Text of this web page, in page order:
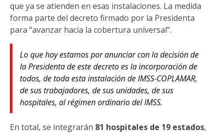
que ya se atienden en esas instalaciones. La medida
forma parte del decreto firmado por la Presidenta
para “avanzar hacia la cobertura universal”.
Lo que hoy estamos por anunciar con la decisión de
la Presidenta de este decreto es la incorporación de
todos, de toda esta instalación de IMSS-COPLAMAR,
de sus trabajadores, de sus unidades, de sus
hospitales, al régimen ordinario del IMSS.
En total, se integrarán 81 hospitales de 19 estados,